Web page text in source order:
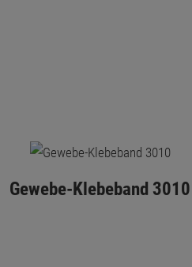
Gewebe-Klebeband 3010